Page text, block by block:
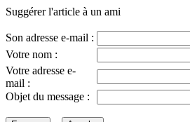
Suggérer l'article à un ami
Son adresse e-mail :
Votre nom :
Votre adresse e-
mail :
Objet du message :